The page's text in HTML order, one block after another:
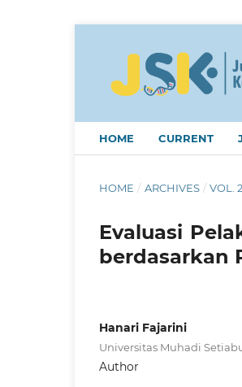
HOME CURRENT
HOME / ARCHIVES / VOL.
Evaluasi
berdasarkan
Hanari Fajarini
Universitas Muhadi
Author